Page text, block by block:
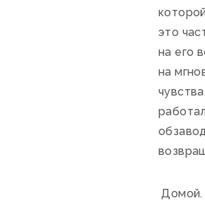
это
на его
на
Домой.